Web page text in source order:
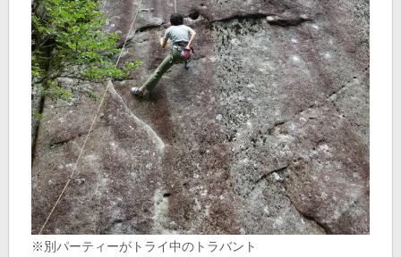
※別パーティーがトライ中のトラバント